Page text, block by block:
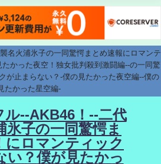
名火浦氷子の一同驚愕まとめ速報にロマンテ
かった夜空！独女批判殺到激闘編--の一同驚
が止まらない？-僕の見たかった夜空編--僕の
たかった星空編-
ル--AKB46！--二代
氷子の一同驚愕ま
にロマンティック
い？僕が見たかっ